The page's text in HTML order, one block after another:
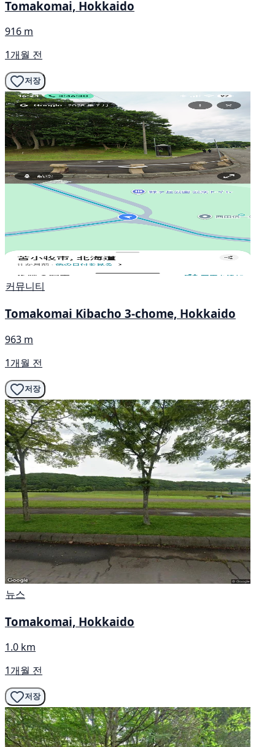
Tomakomai, Hokkaido
916 m
1개월 전
저장
커뮤니티
Tomakomai Kibacho 3-chome, Hokkaido
963 m
1개월 전
저장
뉴스
Tomakomai, Hokkaido
1.0 km
1개월 전
저장